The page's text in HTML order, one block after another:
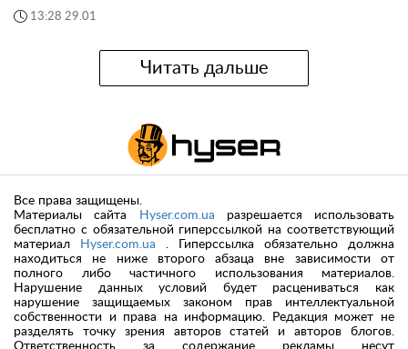
13:28 29.01
Читать дальше
Все права защищены.
Материалы сайта
Hyser.com.ua разрешается использовать
бесплатно с обязательной гиперссылкой на соответствующий
материал
Hyser.com.ua . Гиперссылка обязательно должна
находиться не ниже второго абзаца вне зависимости от
полного либо частичного использования материалов.
Нарушение данных условий будет расцениваться как
нарушение защищаемых законом прав интеллектуальной
собственности и права на информацию. Редакция может не
разделять точку зрения авторов статей и авторов блогов.